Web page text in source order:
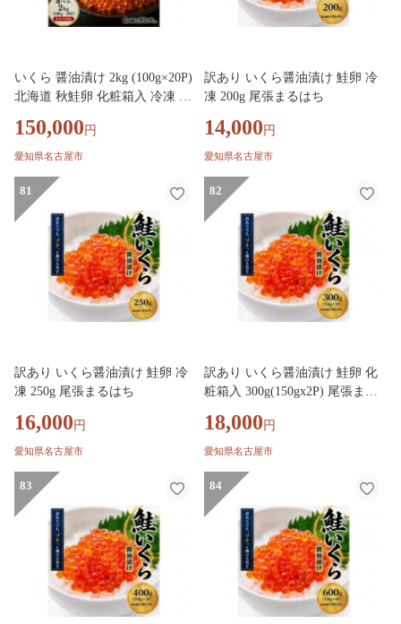
いくら 醤油漬け 2kg (100g×20P)
北海道 秋鮭卵 化粧箱入 冷凍 尾
150,000 円
愛知県名古屋市
訳あり いくら醤油漬け 鮭卵 冷
凍 200g 尾張まるはち
14,000 円
愛知県名古屋市
81
訳あり いくら醤油漬け 鮭卵 冷
凍 250g 尾張まるはち
16,000 円
愛知県名古屋市
82
訳あり いくら醤油漬け 鮭卵 化
粧箱入 300g(150gx2P) 尾張まる
18,000 円
愛知県名古屋市
83 84